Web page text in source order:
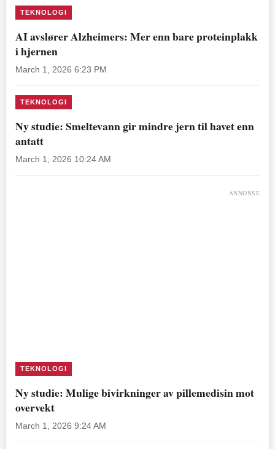
TEKNOLOGI
AI avslører Alzheimers: Mer enn bare proteinplakk
i hjernen
March 1, 2026 6:23 PM
TEKNOLOGI
Ny studie: Smeltevann gir mindre jern til havet enn
antatt
March 1, 2026 10:24 AM
ANNONSE
TEKNOLOGI
Ny studie: Mulige bivirkninger av pillemedisin mot
overvekt
March 1, 2026 9:24 AM